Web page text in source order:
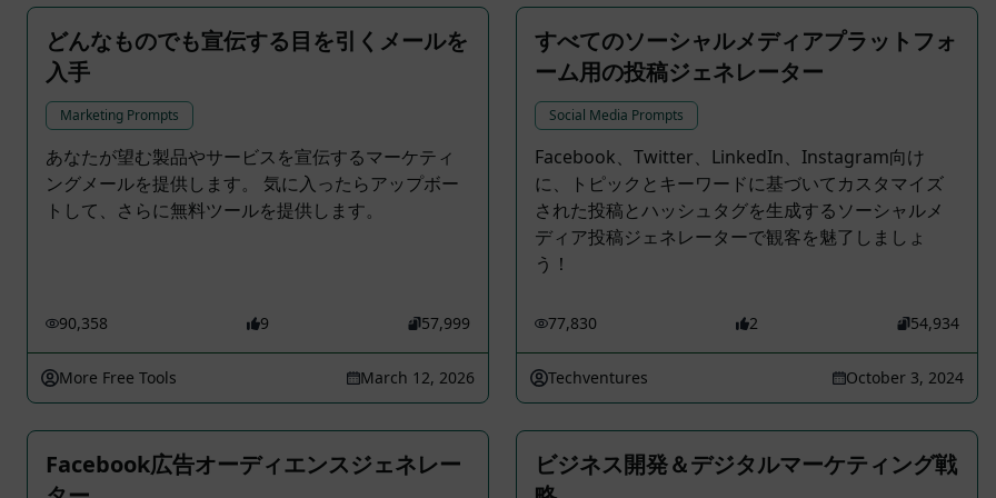
どんなものでも宣伝する目を引くメールを
入手
Marketing Prompts
あなたが望む製品やサービスを宣伝するマーケティ
ングメールを提供します。 気に入ったらアップボー
トして、さらに無料ツールを提供します。
90,358 9 57,999
More Free Tools March 12, 2026
すべてのソーシャルメディアプラットフォ
ーム用の投稿ジェネレーター
Social Media Prompts
Facebook、Twitter、LinkedIn、Instagram向け
に、トピックとキーワードに基づいてカスタマイズ
された投稿とハッシュタグを生成するソーシャルメ
ディア投稿ジェネレーターで観客を魅了しましょ
う！
77,830 2 54,934
Techventures October 3, 2024
Facebook広告オーディエンスジェネレー
ビジネス開発＆デジタルマーケティング戦